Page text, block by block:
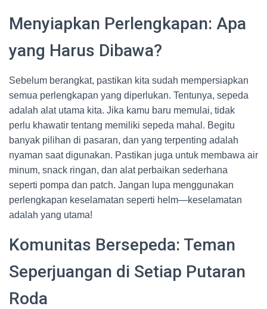
Menyiapkan Perlengkapan: Apa
yang Harus Dibawa?
Sebelum berangkat, pastikan kita sudah mempersiapkan
semua perlengkapan yang diperlukan. Tentunya, sepeda
adalah alat utama kita. Jika kamu baru memulai, tidak
perlu khawatir tentang memiliki sepeda mahal. Begitu
banyak pilihan di pasaran, dan yang terpenting adalah
nyaman saat digunakan. Pastikan juga untuk membawa air
minum, snack ringan, dan alat perbaikan sederhana
seperti pompa dan patch. Jangan lupa menggunakan
perlengkapan keselamatan seperti helm—keselamatan
adalah yang utama!
Komunitas Bersepeda: Teman
Seperjuangan di Setiap Putaran
Roda